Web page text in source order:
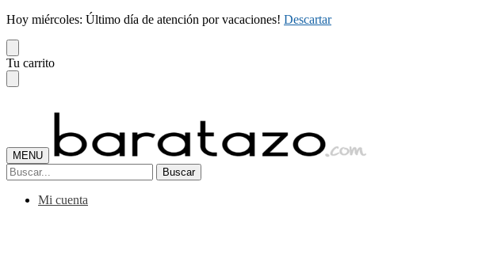
Hoy miércoles: Último día de atención por vacaciones! Descartar
Skip
to
navigation
Skip
to
content
Tu carrito
MENU
Buscar
por:
Buscar
Mi cuenta